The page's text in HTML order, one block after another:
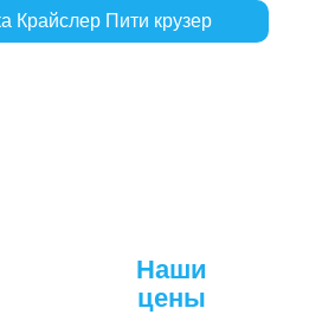
Крайслер Пити крузер
Наши
цены